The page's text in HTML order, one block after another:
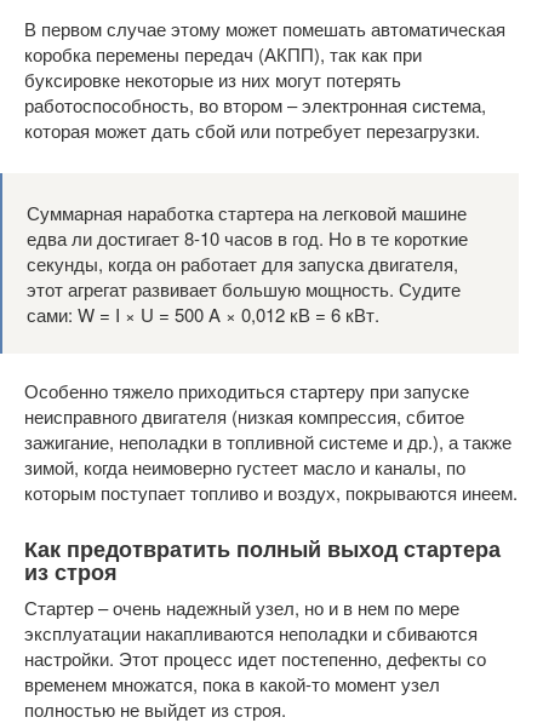
В первом случае этому может помешать автоматическая
коробка перемены передач (АКПП), так как при
буксировке некоторые из них могут потерять
работоспособность, во втором – электронная система,
которая может дать сбой или потребует перезагрузки.
Суммарная наработка стартера на легковой машине
едва ли достигает 8-10 часов в год. Но в те короткие
секунды, когда он работает для запуска двигателя,
этот агрегат развивает большую мощность. Судите
сами: W = I × U = 500 A × 0,012 кВ = 6 кВт.
Особенно тяжело приходиться стартеру при запуске
неисправного двигателя (низкая компрессия, сбитое
зажигание, неполадки в топливной системе и др.), а также
зимой, когда неимоверно густеет масло и каналы, по
которым поступает топливо и воздух, покрываются инеем.
Как предотвратить полный выход стартера
из строя
Стартер – очень надежный узел, но и в нем по мере
эксплуатации накапливаются неполадки и сбиваются
настройки. Этот процесс идет постепенно, дефекты со
временем множатся, пока в какой-то момент узел
полностью не выйдет из строя.